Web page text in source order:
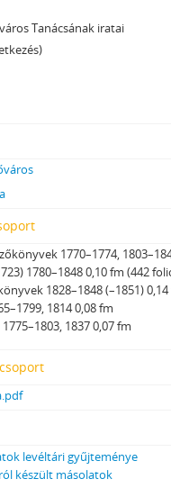
iratai, 1945–1951
iratai, 1944–1951
iratai, 1932
iratai, 1950
levéltári gyűjteménye,
PÁRTOK,
A TANÁCSKÖZTÁRSASÁG
FELADATOKRA
TERÜLETI SZERVEI, 1952–1991
VÁROSI ÉS KÖZSÉGI
Tanácsának iratai
1770–1774,
1780–1848 0,10 fm (442
1828–1848 (–1851)
1814 0,08 fm
1837 0,07 fm
levéltári gyűjteménye
készült másolatok